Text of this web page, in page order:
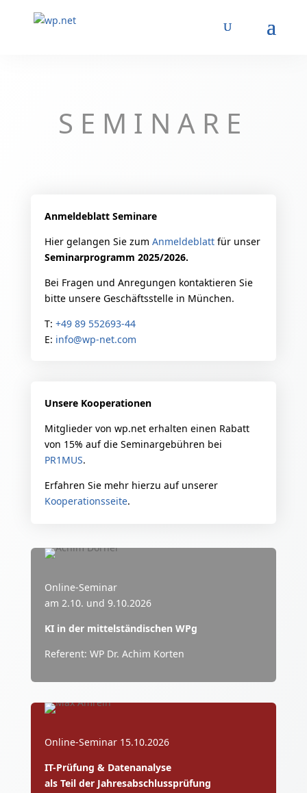
SEMINARE
Anmeldeblatt Seminare
Hier gelangen Sie zum Anmeldeblattfür unser
Seminarprogramm 2025/2026.
Bei Fragen und Anregungen kontaktieren Sie
bitte unsere Geschäftsstelle in München.
T: +49 89 552693-44
E: info@wp-net.com
Unsere Kooperationen
Mitglieder von wp.net erhalten einen Rabatt
von 15% auf die Seminargebühren bei
PR1MUS.
Erfahren Sie mehr hierzu auf unserer
Kooperationsseite.
Online-Seminar
am 2.10. und 9.10.2026
KI in der mittelständischen WPg
Referent: WP Dr. Achim Korten
Online-Seminar 15.10.2026
IT-Prüfung & Datenanalyse
als Teil der Jahresabschlussprüfung